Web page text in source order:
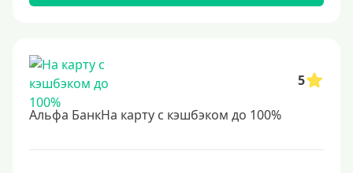
С 18 лет
С 19 лет
С 20 лет
5
Альфа БанкНа карту с кэшбэком до 100%